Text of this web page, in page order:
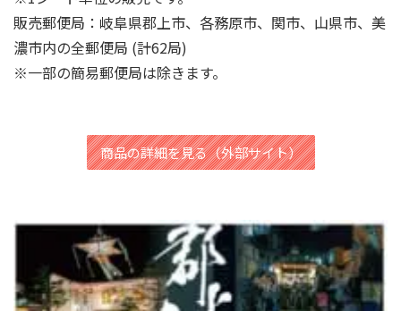
販売郵便局：岐阜県郡上市、各務原市、関市、山県市、美
濃市内の全郵便局 (計62局)
※一部の簡易郵便局は除きます。
商品の詳細を見る（外部サイト）